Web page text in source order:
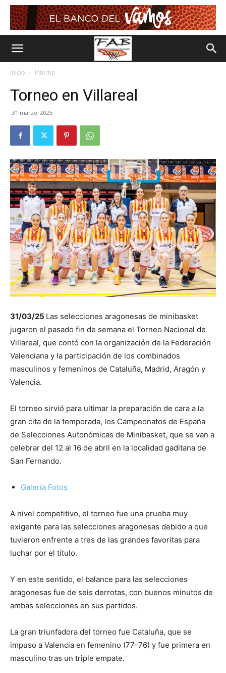
Inicio Interna
Torneo en Villareal
31 marzo, 2025
31/03/25 Las selecciones aragonesas de minibasket
jugaron el pasado fin de semana el Torneo Nacional de
Villareal, que contó con la organización de la Federación
Valenciana y la participación de los combinados
masculinos y femeninos de Cataluña, Madrid, Aragón y
Valencia.
El torneo sirvió para ultimar la preparación de cara a la
gran cita de la temporada, los Campeonatos de España
de Selecciones Autonómicas de Minibasket, que se van a
celebrar del 12 al 16 de abril en la localidad gaditana de
San Fernando.
Galería Fotos
A nivel competitivo, el torneo fue una prueba muy
exigente para las selecciones aragonesas debido a que
tuvieron enfrente a tres de las grandes favoritas para
luchar por el título.
Y en este sentido, el balance para las selecciones
aragonesas fue de seis derrotas, con buenos minutos de
ambas selecciones en sus partidos.
La gran triunfadora del torneo fue Cataluña, que se
impuso a Valencia en femenino (77-76) y fue primera en
masculino tras un triple empate.